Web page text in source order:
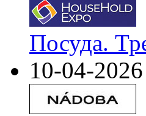
Посуда.
10-04-2026